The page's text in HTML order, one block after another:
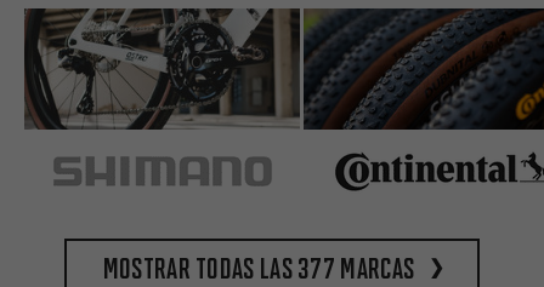
Mostrar todas las 377 marcas